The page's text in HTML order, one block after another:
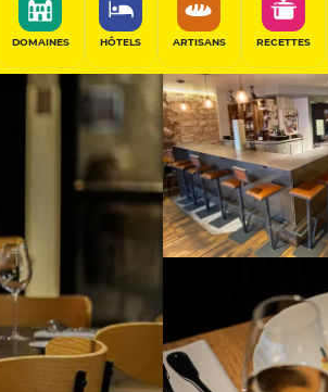
DOMAINES HÔTELS ARTISANS RECETTES